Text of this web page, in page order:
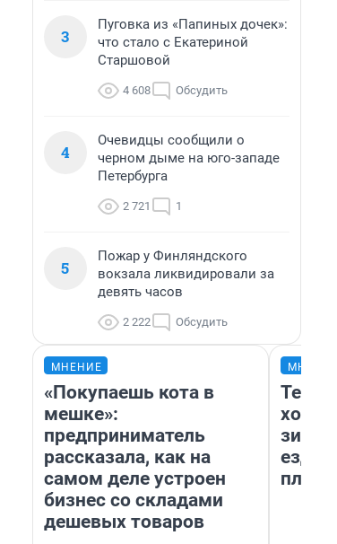
3
Пуговка из «Папиных дочек»:
что стало с Екатериной
Старшовой
4 608 Обсудить
4
Очевидцы сообщили о
черном дыме на юго-западе
Петербурга
2 721 1
5
Пожар у Финляндского
вокзала ликвидировали за
девять часов
2 222 Обсудить
МНЕНИЕ
«Покупаешь кота в
мешке»:
предприниматель
рассказала, как на
самом деле устроен
бизнес со складами
дешевых товаров
ездит